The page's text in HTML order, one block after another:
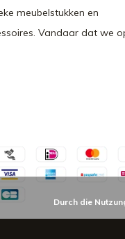
meubelstukken en
Vandaar dat we
Durch die